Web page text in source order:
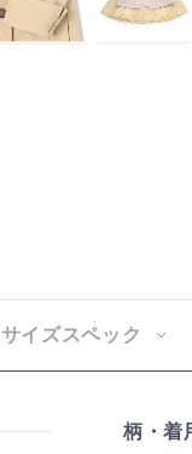
サイズスペック
柄・着